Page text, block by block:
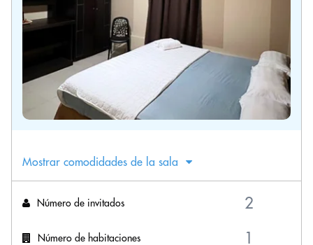
Mostrar comodidades de la sala
Número de invitados
Número de habitaciones